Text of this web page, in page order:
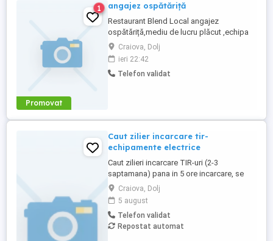
Promovat
1 angajez ospătăriță
Restaurant Blend Local angajez
ospătăriță,mediu de lucru plăcut ,echipa
tânără și veselă ,experiența constituie un
avantaj pentru mai multe detalii va rog să
sunați la numărul între 10:00 - 19:00
Craiova, Dolj
ieri 22:42
Telefon validat
Caut zilier incarcare tir-
echipamente electrice
Caut zilieri incarcare TIR-uri (2-3
saptamana) pana in 5 ore incarcare, se
incarca numai echipamente electrice. Plata
la zi: 150 lei. Zona: Craiova, Romanesti
Caut persoane serioase, cu conditie fizica
buna, fara consum de alcool si cu
disponibilitate pe lunga durata.
Craiova, Dolj
5 august
Telefon validat
Repostat automat